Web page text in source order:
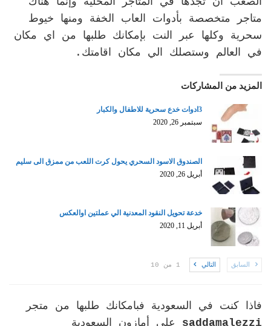
متاجر متخصصة بأدوات العاب الخفة ومنها خيوط
سحرية وكلها عبر النت بإمكانك طلبها من اي مكان
في العالم وستصلك الي مكان اقامتك.
المزيد من المشاركات
3ادوات خدع سحرية للاطفال والكبار
سبتمبر 26, 2020
الصندوق الاسود السحري يحول كرت اللعب من ممزق الى سليم
أبريل 26, 2020
خدعة تحويل النقود المعدنية الي عملتين اوالعكس
أبريل 11, 2020
السابق التالي 1 من 10
فاذا كنت في السعودية فبامكانك طلبها من متجر
saddamalezzi على أمازون السعودية